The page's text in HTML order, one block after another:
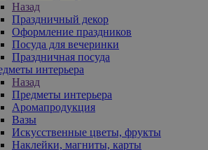
Назад
Праздничный декор
Оформление праздников
Посуда для вечеринки
Праздничная посуда
интерьера
Назад
Предметы интерьера
Аромапродукция
Вазы
Искусственные цветы, фрукты
Наклейки, магниты, карты